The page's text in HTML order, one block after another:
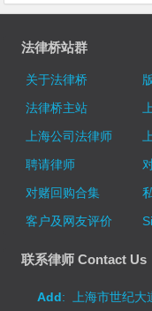
法律桥站群
关于法律桥
法律桥主站
上海公司法律师
聘请律师
对赌回购合集
客户及网友评价
联系律师 Contact Us
Add: 上海市世纪大